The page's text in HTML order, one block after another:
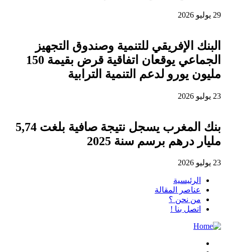
29 يوليو 2026
البنك الإفريقي للتنمية وصندوق التجهيز
الجماعي يوقعان اتفاقية قرض بقيمة 150
مليون يورو لدعم التنمية الترابية
23 يوليو 2026
بنك المغرب يسجل نتيجة صافية بلغت 5,74
مليار درهم برسم سنة 2025
23 يوليو 2026
الرئيسية
عناصر المقالة
من نحن ؟
اتصل بنا !